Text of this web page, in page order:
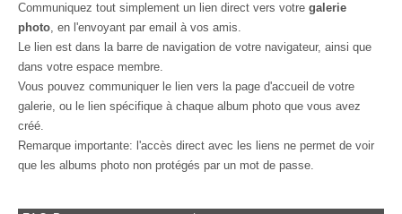
Communiquez tout simplement un lien direct vers votre galerie
photo, en l'envoyant par email à vos amis.
Le lien est dans la barre de navigation de votre navigateur, ainsi que
dans votre espace membre.
Vous pouvez communiquer le lien vers la page d'accueil de votre
galerie, ou le lien spécifique à chaque album photo que vous avez
créé.
Remarque importante: l'accès direct avec les liens ne permet de voir
que les albums photo non protégés par un mot de passe.